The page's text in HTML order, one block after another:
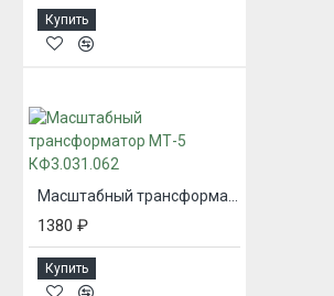
Купить
Масштабный трансформатор МТ-5 КФ3.031.062
1380 ₽
Купить